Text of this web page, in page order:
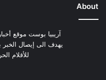
About
آريبيا بوست موقع
يهدف الى إيصال
للأقلام